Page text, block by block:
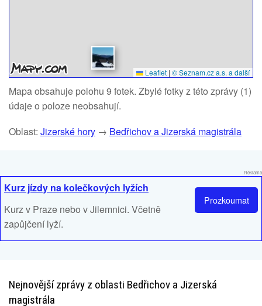
Leaflet | © Seznam.cz a.s. a další
Mapa obsahuje polohu 9 fotek. Zbylé fotky z této zprávy (1)
údaje o poloze neobsahují.
Oblast: Jizerské hory → Bedřichov a Jizerská magistrála
Reklama
Prozkoumat
Kurz jízdy na kolečkových lyžích
Kurz v Praze nebo v Jilemnici. Včetně
zapůjčení lyží.
Nejnovější zprávy z oblasti Bedřichov a Jizerská
magistrála